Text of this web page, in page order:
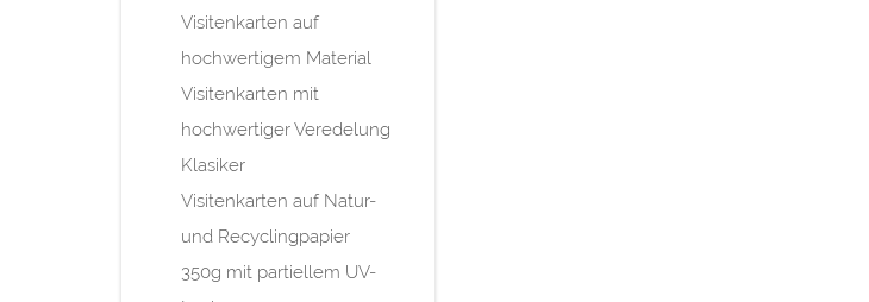
Visitenkarten auf
hochwertigem Material
Visitenkarten mit
hochwertiger Veredelung
Klasiker
Visitenkarten auf Natur-
und Recyclingpapier
350g mit partiellem UV-